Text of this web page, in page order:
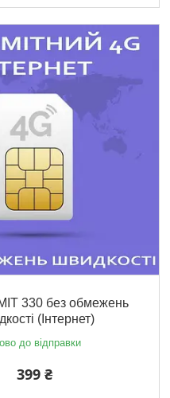
330 без обмежень
(Інтернет)
до відправки
399 ₴